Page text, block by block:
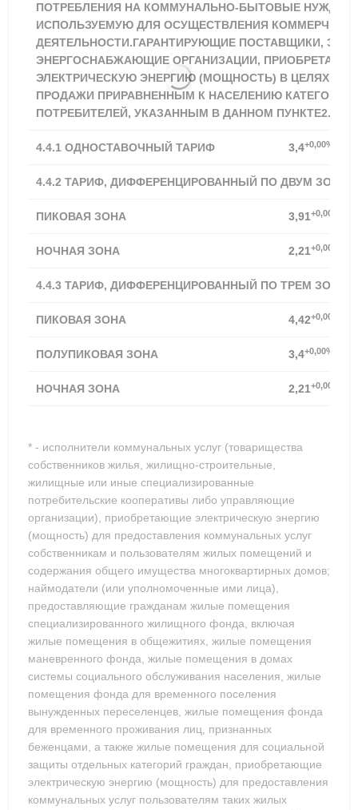
ПОТРЕБЛЕНИЯ НА КОММУНАЛЬНО-БЫТОВЫЕ НУЖДЫ
ИСПОЛЬЗУЕМУЮ ДЛЯ ОСУЩЕСТВЛЕНИЯ
ДЕЯТЕЛЬНОСТИ.ГАРАНТИРУЮЩИЕ ПОСТАВЩИКИ,
ЭНЕРГОСНАБЖАЮЩИЕ ОРГАНИЗАЦИИ,
ЭЛЕКТРИЧЕСКУЮ ЭНЕРГИЮ (МОЩНОСТЬ) В ЦЕЛЯХ
ПРОДАЖИ ПРИРАВНЕННЫМ К НАСЕЛЕНИЮ
ПОТРЕБИТЕЛЕЙ, УКАЗАННЫМ В ДАННОМ ПУНКТЕ2.
4.4.1 ОДНОСТАВОЧНЫЙ ТАРИФ 3,4+0,00%
4.4.2 ТАРИФ, ДИФФЕРЕНЦИРОВАННЫЙ ПО ДВУМ
ПИКОВАЯ ЗОНА 3,91+0,00%
НОЧНАЯ ЗОНА 2,21+0,00%
4.4.3 ТАРИФ, ДИФФЕРЕНЦИРОВАННЫЙ ПО ТРЕМ ЗОНАМ
ПИКОВАЯ ЗОНА 4,42+0,00%
ПОЛУПИКОВАЯ ЗОНА 3,4+0,00%
НОЧНАЯ ЗОНА 2,21+0,00%
* - исполнители коммунальных услуг (товарищества
собственников жилья, жилищно-строительные,
жилищные или иные специализированные
потребительские кооперативы либо управляющие
организации), приобретающие электрическую энергию
(мощность) для предоставления коммунальных услуг
собственникам и пользователям жилых помещений и
содержания общего имущества многоквартирных домов;
наймодатели (или уполномоченные ими лица),
предоставляющие гражданам жилые помещения
специализированного жилищного фонда, включая
жилые помещения в общежитиях, жилые помещения
маневренного фонда, жилые помещения в домах
системы социального обслуживания населения, жилые
помещения фонда для временного поселения
вынужденных переселенцев, жилые помещения фонда
для временного проживания лиц, признанных
беженцами, а также жилые помещения для социальной
защиты отдельных категорий граждан, приобретающие
электрическую энергию (мощность) для предоставления
коммунальных услуг пользователям таких жилых